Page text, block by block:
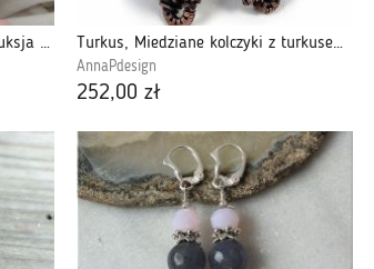
Kolczyki boho chwosty frędzle fuksja różowe Turkus, Miedziane kolczyki z turkusem wiszące
AnnaPdesign
252,00 zł